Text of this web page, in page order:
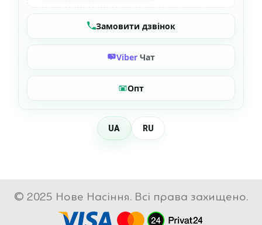
Замовити дзвінок
Viber Чат
Опт
UA RU
© 2025 Нове Насіння. Всі права захищено.